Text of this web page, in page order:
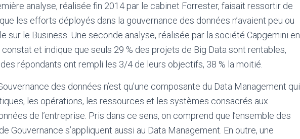
analyse, réalisée fin 2014 par le cabinet Forrester, faisait ressortir de
les efforts déployés dans la gouvernance des données n’avaient peu ou
sur le Business. Une seconde analyse, réalisée par la société Capgemini en
et indique que seuls 29 % des projets de Big Data sont rentables,
répondants ont rempli les 3/4 de leurs objectifs, 38 % la moitié.
des données n’est qu’une composante du Data Management qui
les opérations, les ressources et les systèmes consacrés aux
de l’entreprise. Pris dans ce sens, on comprend que l’ensemble des
Gouvernance s’appliquent aussi au Data Management. En outre, une